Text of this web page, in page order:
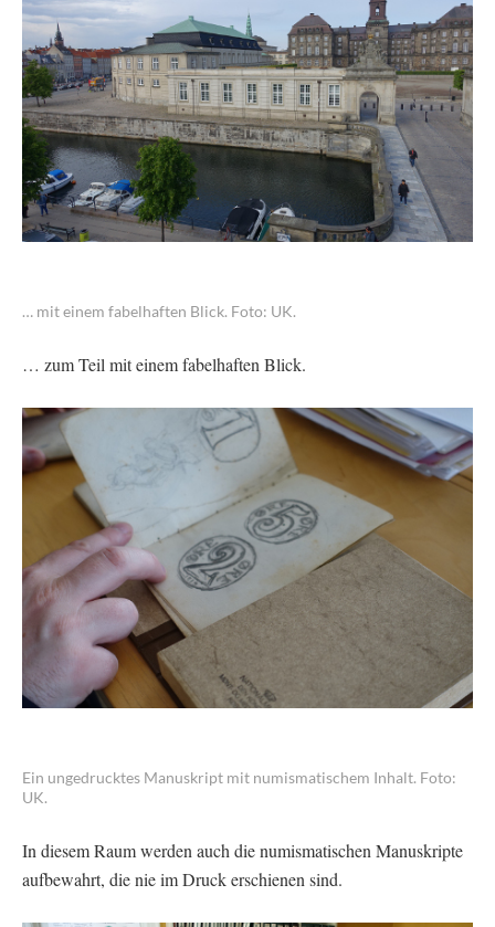
… mit einem fabelhaften Blick. Foto: UK.
… zum Teil mit einem fabelhaften Blick.
Ein ungedrucktes Manuskript mit numismatischem Inhalt. Foto:
UK.
In diesem Raum werden auch die numismatischen Manuskripte
aufbewahrt, die nie im Druck erschienen sind.